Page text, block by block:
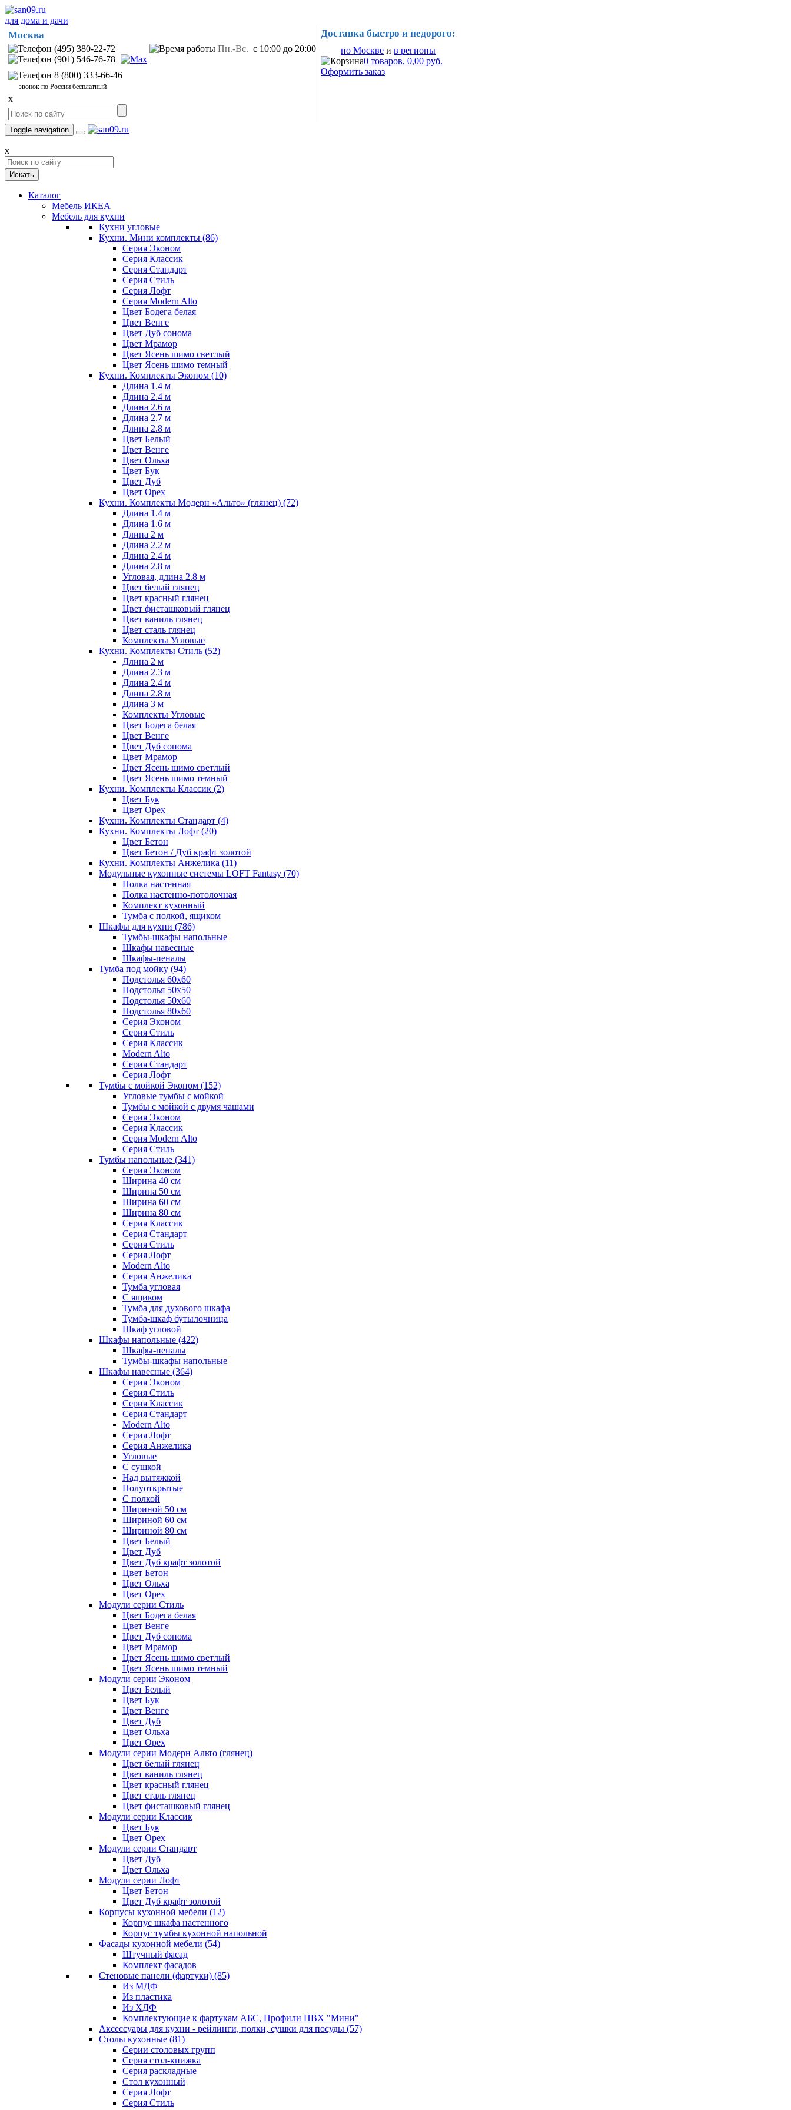
для дома и дачи
Москва
(495) 380-22-72
(901) 546-76-78
8 (800) 333-66-46
звонок по России бесплатный
Пн.-Вс. с 10:00 до 20:00
x
Доставка быстро и недорого:
по Москве и в регионы
0 товаров, 0,00 руб.
Оформить заказ
Toggle navigation
x
Искать
Каталог
Мебель ИКЕА
Мебель для кухни
Кухни угловые
Кухни. Мини комплекты (86)
Серия Эконом
Серия Классик
Серия Стандарт
Серия Стиль
Серия Лофт
Серия Modern Alto
Цвет Бодега белая
Цвет Венге
Цвет Дуб сонома
Цвет Мрамор
Цвет Ясень шимо светлый
Цвет Ясень шимо темный
Кухни. Комплекты Эконом (10)
Длина 1.4 м
Длина 2.4 м
Длина 2.6 м
Длина 2.7 м
Длина 2.8 м
Цвет Белый
Цвет Венге
Цвет Ольха
Цвет Бук
Цвет Дуб
Цвет Орех
Кухни. Комплекты Модерн «Альто» (глянец) (72)
Длина 1.4 м
Длина 1.6 м
Длина 2 м
Длина 2.2 м
Длина 2.4 м
Длина 2.8 м
Угловая, длина 2.8 м
Цвет белый глянец
Цвет красный глянец
Цвет фисташковый глянец
Цвет ваниль глянец
Цвет сталь глянец
Комплекты Угловые
Кухни. Комплекты Стиль (52)
Длина 2 м
Длина 2.3 м
Длина 2.4 м
Длина 2.8 м
Длина 3 м
Комплекты Угловые
Цвет Бодега белая
Цвет Венге
Цвет Дуб сонома
Цвет Мрамор
Цвет Ясень шимо светлый
Цвет Ясень шимо темный
Кухни. Комплекты Классик (2)
Цвет Бук
Цвет Орех
Кухни. Комплекты Стандарт (4)
Кухни. Комплекты Лофт (20)
Цвет Бетон
Цвет Бетон / Дуб крафт золотой
Кухни. Комплекты Анжелика (11)
Модульные кухонные системы LOFT Fantasy (70)
Полка настенная
Полка настенно-потолочная
Комплект кухонный
Тумба с полкой, ящиком
Шкафы для кухни (786)
Тумбы-шкафы напольные
Шкафы навесные
Шкафы-пеналы
Тумба под мойку (94)
Подстолья 60х60
Подстолья 50х50
Подстолья 50х60
Подстолья 80х60
Серия Эконом
Серия Стиль
Серия Классик
Modern Alto
Серия Стандарт
Серия Лофт
Тумбы с мойкой Эконом (152)
Угловые тумбы с мойкой
Тумбы с мойкой с двумя чашами
Серия Эконом
Серия Классик
Серия Modern Alto
Серия Стиль
Тумбы напольные (341)
Серия Эконом
Ширина 40 см
Ширина 50 см
Ширина 60 см
Ширина 80 см
Серия Классик
Серия Стандарт
Серия Стиль
Серия Лофт
Modern Alto
Серия Анжелика
Тумба угловая
С ящиком
Тумба для духового шкафа
Тумба-шкаф бутылочница
Шкаф угловой
Шкафы напольные (422)
Шкафы-пеналы
Тумбы-шкафы напольные
Шкафы навесные (364)
Серия Эконом
Серия Стиль
Серия Классик
Серия Стандарт
Modern Alto
Серия Лофт
Серия Анжелика
Угловые
С сушкой
Над вытяжкой
Полуоткрытые
С полкой
Шириной 50 см
Шириной 60 см
Шириной 80 см
Цвет Белый
Цвет Дуб
Цвет Дуб крафт золотой
Цвет Бетон
Цвет Ольха
Цвет Орех
Модули серии Стиль
Цвет Бодега белая
Цвет Венге
Цвет Дуб сонома
Цвет Мрамор
Цвет Ясень шимо светлый
Цвет Ясень шимо темный
Модули серии Эконом
Цвет Белый
Цвет Бук
Цвет Венге
Цвет Дуб
Цвет Ольха
Цвет Орех
Модули серии Модерн Альто (глянец)
Цвет белый глянец
Цвет ваниль глянец
Цвет красный глянец
Цвет сталь глянец
Цвет фисташковый глянец
Модули серии Классик
Цвет Бук
Цвет Орех
Модули серии Стандарт
Цвет Дуб
Цвет Ольха
Модули серии Лофт
Цвет Бетон
Цвет Дуб крафт золотой
Корпусы кухонной мебели (12)
Корпус шкафа настенного
Корпус тумбы кухонной напольной
Фасады кухонной мебели (54)
Штучный фасад
Комплект фасадов
Стеновые панели (фартуки) (85)
Из МДФ
Из пластика
Из ХДФ
Комплектующие к фартукам АБС, Профили ПВХ "Мини"
Аксессуары для кухни - рейлинги, полки, сушки для посуды (57)
Столы кухонные (81)
Серии столовых групп
Серия стол-книжка
Серия раскладные
Стол кухонный
Серия Лофт
Серия Стиль